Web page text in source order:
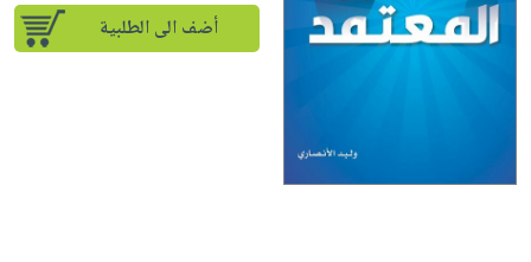
إختياراتنا
iKitab
أسئلة
يتكرر
على
المواضيع
وسائل
تعليمية
جديد
أضف الى الطلبية